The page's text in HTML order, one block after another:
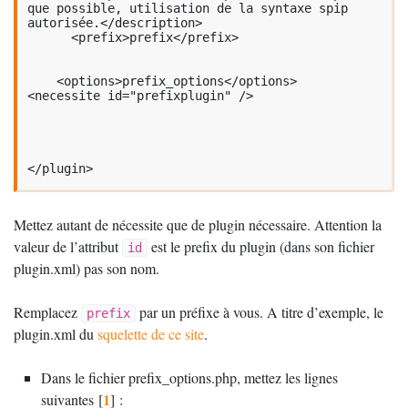
que possible, utilisation de la syntaxe spip
autorisée.</description>
<necessite id="prefixplugin" />
</plugin>
Mettez autant de nécessite que de plugin nécessaire. Attention la
valeur de l’attribut
id
est le prefix du plugin (dans son fichier
plugin.xml) pas son nom.
Remplacez prefix
par un préfixe à vous. A titre d’exemple, le
plugin.xml du squelette de ce site.
Dans le fichier prefix_options.php, mettez les lignes
suivantes [1] :